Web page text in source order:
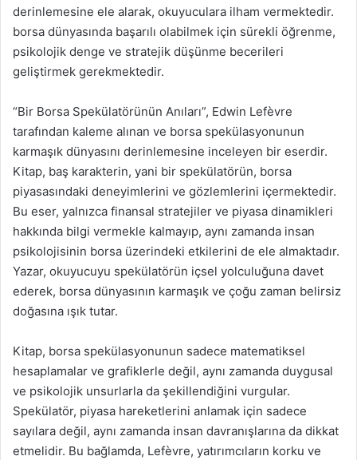
derinlemesine ele alarak, okuyuculara ilham vermektedir.
borsa dünyasında başarılı olabilmek için sürekli öğrenme,
psikolojik denge ve stratejik düşünme becerileri
geliştirmek gerekmektedir.
“Bir Borsa Spekülatörünün Anıları”, Edwin Lefèvre
tarafından kaleme alınan ve borsa spekülasyonunun
karmaşık dünyasını derinlemesine inceleyen bir eserdir.
Kitap, baş karakterin, yani bir spekülatörün, borsa
piyasasındaki deneyimlerini ve gözlemlerini içermektedir.
Bu eser, yalnızca finansal stratejiler ve piyasa dinamikleri
hakkında bilgi vermekle kalmayıp, aynı zamanda insan
psikolojisinin borsa üzerindeki etkilerini de ele almaktadır.
Yazar, okuyucuyu spekülatörün içsel yolculuğuna davet
ederek, borsa dünyasının karmaşık ve çoğu zaman belirsiz
doğasına ışık tutar.
Kitap, borsa spekülasyonunun sadece matematiksel
hesaplamalar ve grafiklerle değil, aynı zamanda duygusal
ve psikolojik unsurlarla da şekillendiğini vurgular.
Spekülatör, piyasa hareketlerini anlamak için sadece
sayılara değil, aynı zamanda insan davranışlarına da dikkat
etmelidir. Bu bağlamda, Lefèvre, yatırımcıların korku ve